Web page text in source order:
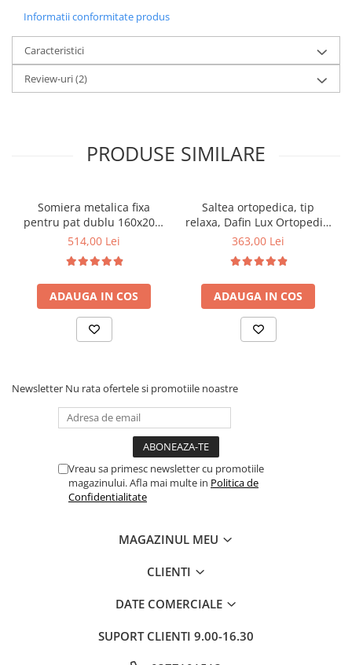
Informatii conformitate produs
Caracteristici
Review-uri(2)
PRODUSE SIMILARE
Somiera metalica fixa
pentru pat dublu 160x200,
6 picioare, 32 lamele lemn
saltea ferm, negru
514,00 Lei
ADAUGA IN COS
Saltea ortopedica, tip
relaxa, Dafin Lux Ortopedic,
90x200x21cm, fermitate
tip Bonell, fata vara-iarna,
sistem de aerisire cu
butoni, Salt Confort
363,00 Lei
ADAUGA IN COS
Newsletter Nu rata ofertele si promotiile noastre
Vreau sa primesc newsletter cu promotiile
magazinului. Afla mai multe in Politica de
Confidentialitate
MAGAZINUL MEU
CLIENTI
DATE COMERCIALE
SUPORT CLIENTI 9.00-16.30